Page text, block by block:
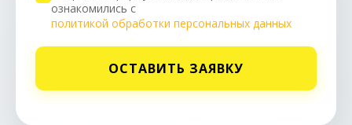
ознакомились с
политикой обработки персональных данных
ОСТАВИТЬ ЗАЯВКУ